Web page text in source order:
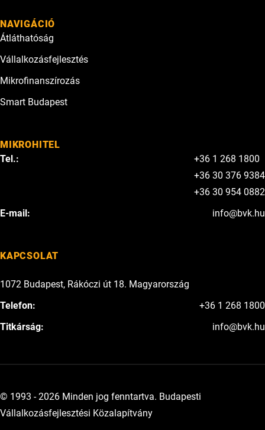
NAVIGÁCIÓ
Átláthatóság
Vállalkozásfejlesztés
Mikrofinanszírozás
Smart Budapest
MIKROHITEL
Tel.:
+36 1 268 1800
+36 30 376 9384
+36 30 954 0882
E-mail:
info@bvk.hu
KAPCSOLAT
1072 Budapest, Rákóczi út 18. Magyarország
Telefon:
+36 1 268 1800
Titkárság:
info@bvk.hu
© 1993 - 2026 Minden jog fenntartva. Budapesti
Vállalkozásfejlesztési Közalapítvány